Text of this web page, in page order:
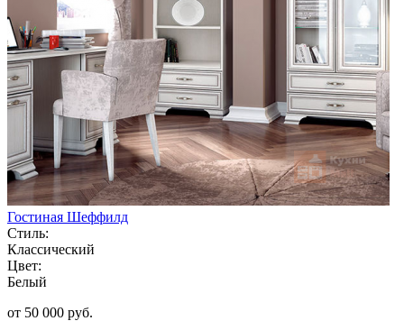
Гостиная Шеффилд
Стиль:
Классический
Цвет:
Белый
от 50 000 руб.